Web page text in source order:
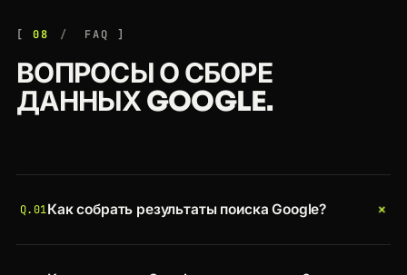
08 FAQ
ВОПРОСЫ О СБОРЕ
ДАННЫХ GOOGLE.
Q.01Как собрать результаты поиска Google? +